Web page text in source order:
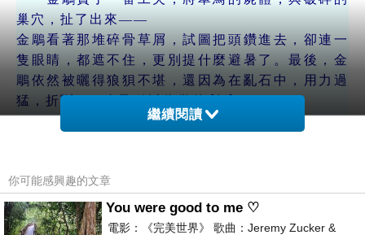
巢穴，扯了出來——
金鵰看著那堆碎骨草屑，試圖把頭鑽進去，卻連一
隻眼睛，都遮不住，更別提什麼避暑了。最後，金
鵰依然被曬得狼狽不堪，還因為在亂石中，用力過
猛，折斷了，自己引以為傲的利爪。
《山林法典》規定‥「強奪棲所者，必須受放
逐。」
金鵰害怕，會被眾鳥唾棄、失去霸主地位，只
繼續閱讀
你可能感興趣的文章
You were good to me ♡
電影：《完美世界》 歌曲：Jeremy Zucker &